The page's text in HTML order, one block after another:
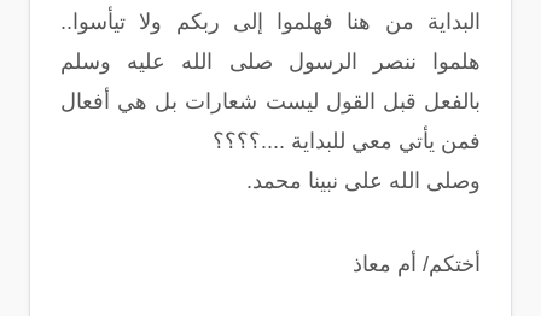
البداية من هنا فهلموا إلى ربكم ولا تيأسوا..
هلموا ننصر الرسول صلى الله عليه وسلم
بالفعل قبل القول ليست شعارات بل هي أفعال
فمن يأتي معي للبداية ....؟؟؟؟
وصلى الله على نبينا محمد.
أختكم/ أم معاذ